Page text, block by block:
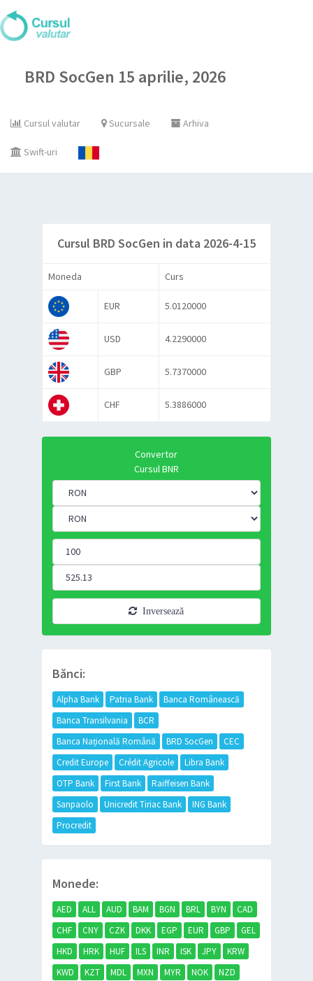
BRD SocGen 15 aprilie, 2026
Cursul valutar Sucursale Arhiva
Swift-uri
Cursul BRD SocGen in data 2026-4-15
Moneda Curs
EUR 5.0120000
USD 4.2290000
GBP 5.7370000
CHF 5.3886000
Convertor
Cursul BNR
Inversează
Bănci:
Alpha Bank Patria Bank
Banca Românească
Banca Transilvania
BCR
Banca Națională Română
BRD SocGen
CEC
Credit Europe
Crédit Agricole
Libra Bank
OTP Bank
First Bank
Raiffeisen Bank
Sanpaolo
Unicredit Tiriac Bank
ING Bank
Procredit
Monede:
AED ALL AUD BAM BGN BRL BYN
CAD
CHF
CNY CZK DKK EGP EUR GBP
GEL
HKD
HRK HUF ILS INR ISK JPY
KRW
KWD
KZT MDL MXN MYR NOK
NZD